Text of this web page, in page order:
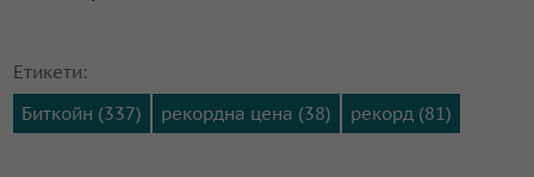
Етикети:
Биткойн (337)
рекордна цена (38) рекорд (81)